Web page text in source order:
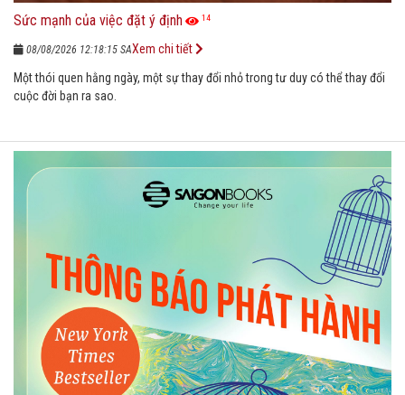
Sức mạnh của việc đặt ý định 14
08/08/2026 12:18:15 SA
Một thói quen hằng ngày, một sự thay đổi nhỏ trong tư duy có thể thay đổi
cuộc đời bạn ra sao.
Xem chi tiết